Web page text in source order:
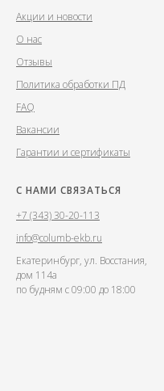
Акции и новости
О нас
Отзывы
Политика обработки ПД
FAQ
Вакансии
Гарантии и сертификаты
С НАМИ СВЯЗАТЬСЯ
+7 (343) 30-20-113
info@columb-ekb.ru
Екатеринбург, ул. Восстания,
дом 114а
по будням с 09:00 до 18:00